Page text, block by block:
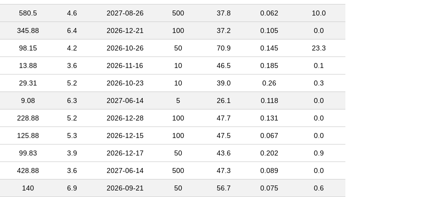
580.5 4.6 2027-08-26 500 37.8 0.062 10.0
345.88 6.4 2026-12-21 100 37.2 0.105 0.0
98.15 4.2 2026-10-26 50 70.9 0.145 23.3
13.88 3.6 2026-11-16 10 46.5 0.185 0.1
29.31 5.2 2026-10-23 10 39.0 0.26 0.3
9.08 6.3 2027-06-14 5 26.1 0.118 0.0
228.88 5.2 2026-12-28 100 47.7 0.131 0.0
125.88 5.3 2026-12-15 100 47.5 0.067 0.0
99.83 3.9 2026-12-17 50 43.6 0.202 0.9
428.88 3.6 2027-06-14 500 47.3 0.089 0.0
140 6.9 2026-09-21 50 56.7 0.075 0.6